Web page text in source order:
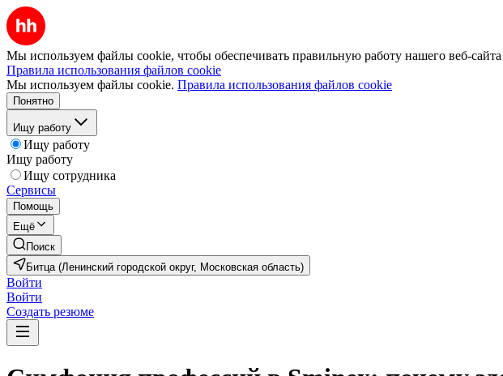
Мы используем файлы cookie, чтобы обеспечивать правильную работу нашего веб-сайта
Правила использования файлов cookie
Мы используем файлы cookie. Правила использования файлов cookie
Понятно
Ищу работу
Ищу работу
Ищу работу
Ищу сотрудника
Сервисы
Помощь
Ещё
Поиск
Битца (Ленинский городской округ, Московская область)
Войти
Войти
Создать резюме